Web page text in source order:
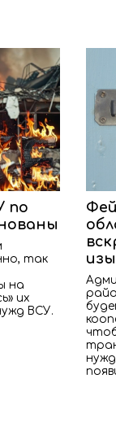
по
так
на
их
ВСУ.